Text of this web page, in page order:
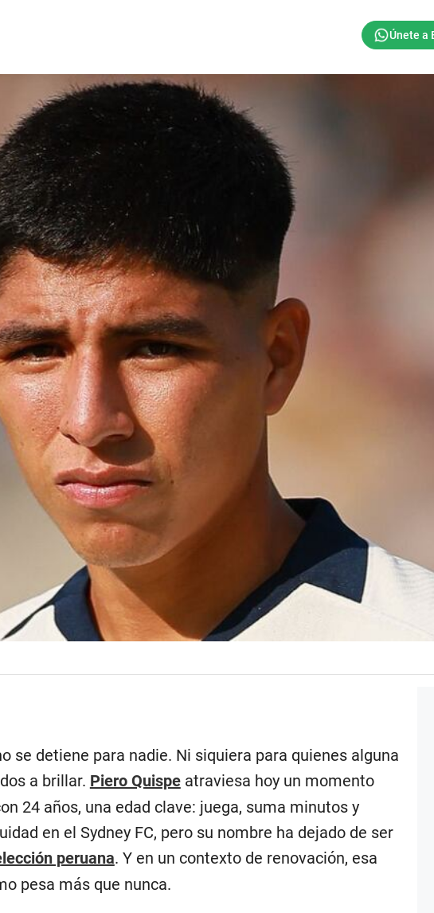
se detiene para nadie. Ni siquiera para quienes alguna
a brillar. Piero Quispeatraviesa hoy un momento
24 años, una edad clave: juega, suma minutos y
en el Sydney FC, pero su nombre ha dejado de ser
peruana. Y en un contexto de renovación, esa
pesa más que nunca.